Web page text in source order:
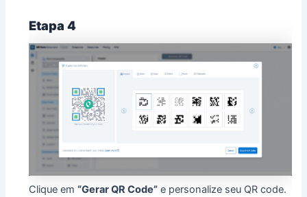
Etapa 4
Clique em“Gerar QR Code” e personalize seu QR code.